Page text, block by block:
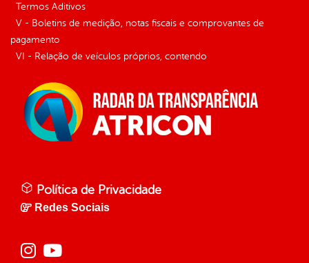
Termos Aditivos
V - Boletins de medição, notas fiscais e comprovantes de
pagamento
VI - Relação de veículos próprios, contendo
Política de Privacidade
Redes Sociais